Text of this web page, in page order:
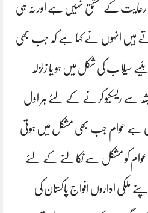
رعایت کے مستحق نہیں ہے اور نہ ہی
ہیں انہوں نے کہا ہے کہ جب بھی
سیلاب کی شکل میں ہو یا زلزلہ
سے ریسکیو کرنے کے لئے ہر اول
ہے عوام جب بھی مشکل میں ہوتی
کو مشکل سے نکالنے کے لئے
اداروں افواج پاکستان کی